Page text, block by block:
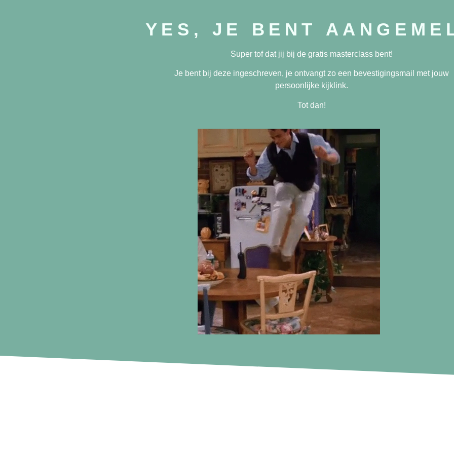
YES, JE BENT
Super tof dat jij bij de gratis masterclass bent!
Je bent bij deze ingeschreven, je ontvangt zo een bevestigingsmail met jouw
persoonlijke kijklink.
Tot dan!